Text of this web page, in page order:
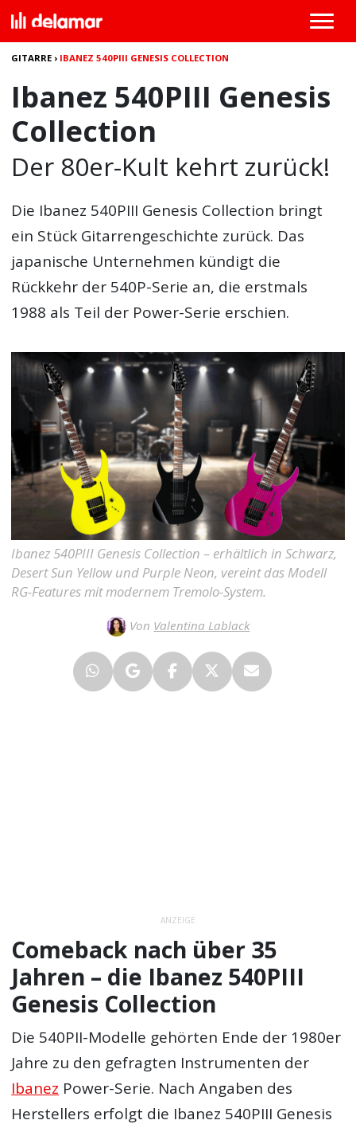
GITARRE › IBANEZ 540PIII GENESIS COLLECTION
Ibanez 540PIII Genesis
Collection
Der 80er-Kult kehrt zurück!
Die Ibanez 540PIII Genesis Collection bringt
ein Stück Gitarrengeschichte zurück. Das
japanische Unternehmen kündigt die
Rückkehr der 540P-Serie an, die erstmals
1988 als Teil der Power-Serie erschien.
Ibanez 540PIII Genesis Collection – erhältlich in Schwarz,
Desert Sun Yellow und Purple Neon, vereint das Modell
RG-Features mit modernem Tremolo-System.
Von Valentina Lablack
ANZEIGE
Comeback nach über 35
Jahren – die Ibanez 540PIII
Genesis Collection
Die 540PII-Modelle gehörten Ende der 1980er
Jahre zu den gefragten Instrumenten der
Ibanez Power-Serie. Nach Angaben des
Herstellers erfolgt die Ibanez 540PIII Genesis